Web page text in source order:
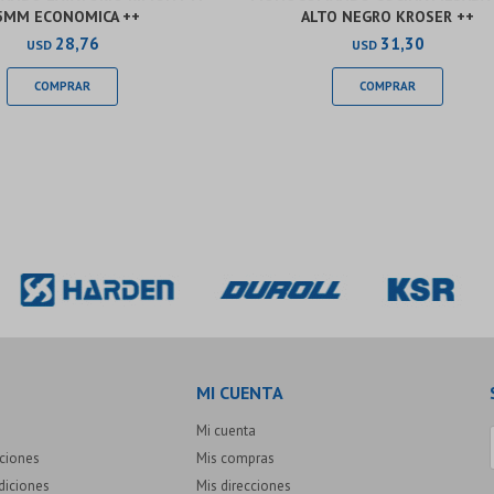
ECONOMICA ++
USD 28,76
ALTO NEGRO KROSER ++
USD 31,30
MI CUENTA
Mi cuenta
Mis compras
Mis direcciones